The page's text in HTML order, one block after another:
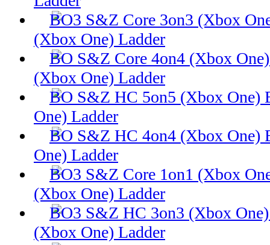
(Xbox One) Ladder
(Xbox One) Ladder
One) Ladder
One) Ladder
(Xbox One) Ladder
(Xbox One) Ladder